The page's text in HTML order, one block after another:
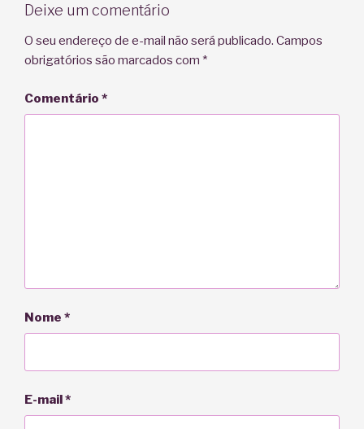
Deixe um comentário
O seu endereço de e-mail não será publicado. Campos
obrigatórios são marcados com *
Comentário *
Nome *
E-mail*